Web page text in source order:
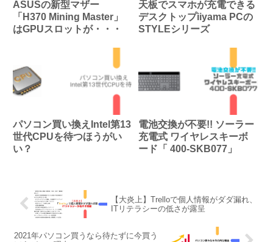
ASUSの新型マザー
「H370 Mining Master」
はGPUスロットが・・・
天板でスマホが充電できる
デスクトップiiyama PCの
STYLEシリーズ
パソコン買い換えIntel第13
世代CPUを待つほうがい
い？
電池交換が不要!! ソーラー
充電式 ワイヤレスキーボ
ード「 400-SKB077」
【大炎上】Trelloで個人情報がダダ漏れ、
ITリテラシーの低さが露呈
2021年パソコン買うなら待たずに今買う